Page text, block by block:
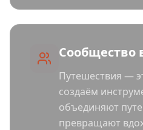
Сообщество
Путешествия —
создаём
объединяют
превращают